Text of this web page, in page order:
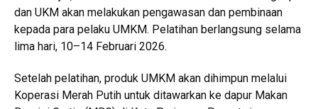
dan UKM akan melakukan pengawasan dan pembinaan
kepada para pelaku UMKM. Pelatihan berlangsung selama
lima hari, 10–14 Februari 2026.
Setelah pelatihan, produk UMKM akan dihimpun melalui
Koperasi Merah Putih untuk ditawarkan ke dapur Makan